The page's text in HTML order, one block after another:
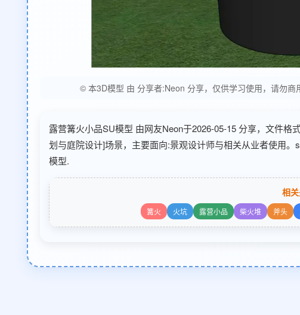
© 本3D模型 由 分享者:Neon 分享，仅供学习使用，请勿商
露营篝火小品SU模型 由网友Neon于2026-05-15 分享，文件
划与庭院设计]场景，主要面向:景观设计师与相关从业者使用
模型.
相
篝火 火坑 露营小品 柴火堆 斧头